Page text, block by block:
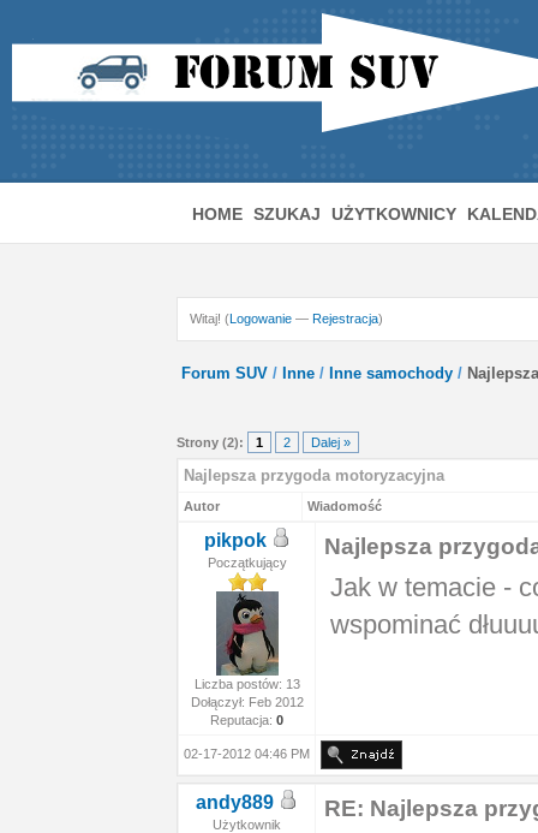
HOME SZUKAJ UŻYTKOWNICY
Witaj! (Logowanie — Rejestracja)
Forum SUV / Inne / Inne samochody /
Strony (2): 1 2 Dalej »
Najlepsza przygoda motoryzacyjna
Autor Wiadomość
pikpok
Początkujący
Liczba postów: 13
Dołączył: Feb 2012
Reputacja: 0
Najlepsza
Jak w temacie -
wspominać
02-17-2012 04:46 PM
andy889
Użytkownik
RE: Najlepsza